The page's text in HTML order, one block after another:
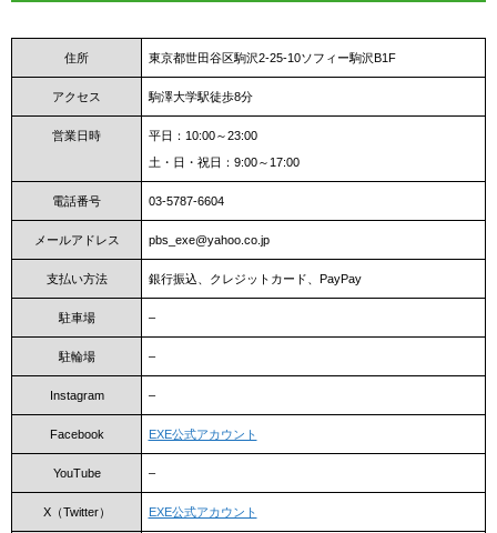
住所 東京都世田谷区駒沢2-25-10ソフィー駒沢B1F
アクセス 駒澤大学駅徒歩8分
営業日時
平日：10:00～23:00
土・日・祝日：9:00～17:00
電話番号 03-5787-6604
メールアドレス pbs_exe@yahoo.co.jp
支払い方法 銀行振込、クレジットカード、PayPay
駐車場 –
駐輪場 –
Instagram –
Facebook EXE公式アカウント
YouTube –
X（Twitter） EXE公式アカウント